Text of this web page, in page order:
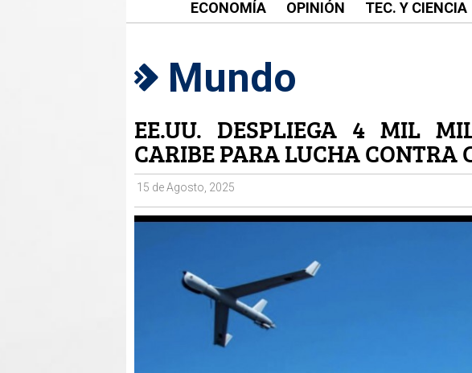
ECONOMÍA
OPINIÓN TEC. Y CIENCIA
Mundo
EE.UU. DESPLIEGA 4 MIL
CARIBE PARA LUCHA CONTRA
15 de Agosto, 2025